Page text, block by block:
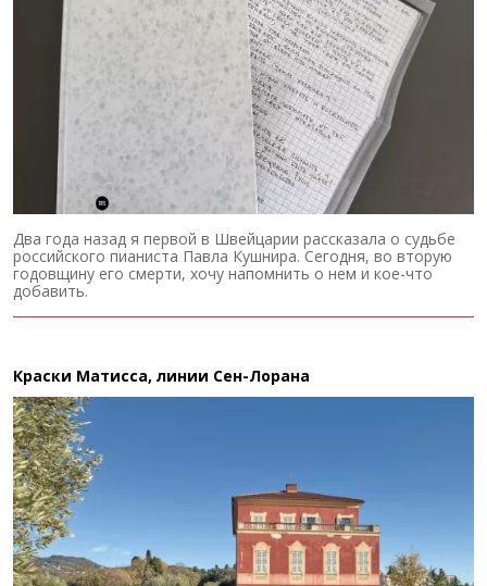
Два года назад я первой в Швейцарии рассказала о судьбе
российского пианиста Павла Кушнира. Сегодня, во вторую
годовщину его смерти, хочу напомнить о нем и кое-что
добавить.
Краски Матисса, линии Сен-Лорана